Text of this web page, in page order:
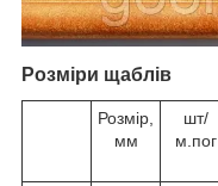
Розміри щаблів
Розмір,
мм
шт/
м.пог